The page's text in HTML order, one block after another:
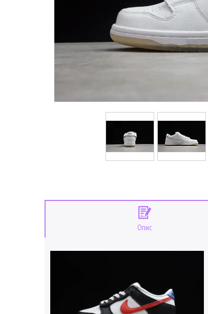
Опис